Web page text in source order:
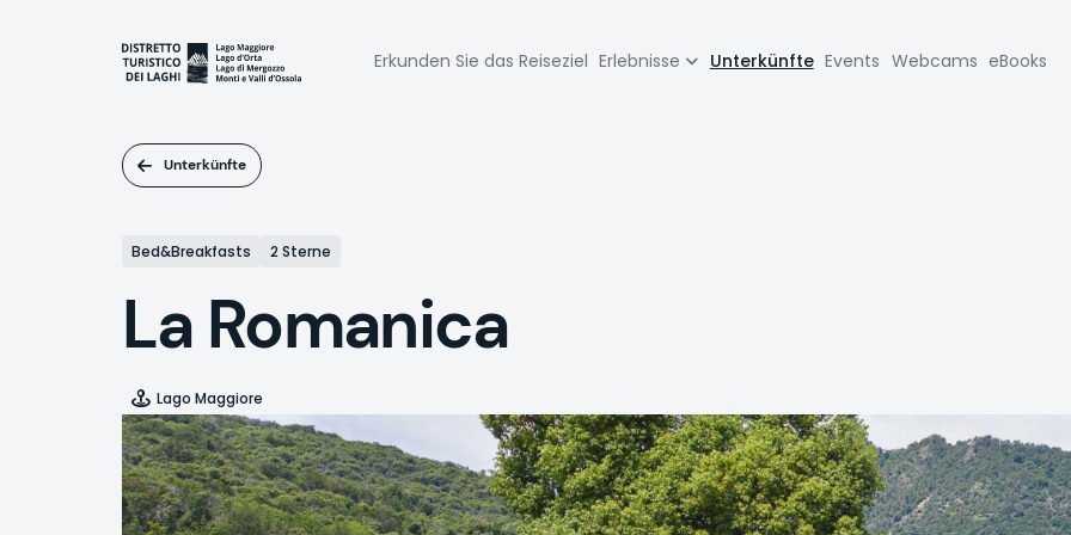
Navigazione
Erkunden Sie das Reiseziel Erlebnisse Unterkünfte Events Webcams eBooks
Unterkünfte
Bed&Breakfasts 2 Sterne
La Romanica
Lago Maggiore